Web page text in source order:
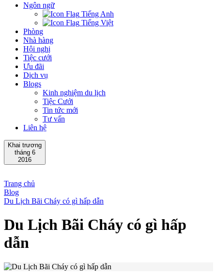
Ngôn ngữ
Tiếng Anh
Tiếng Việt
Phòng
Nhà hàng
Hội nghị
Tiệc cưới
Ưu đãi
Dịch vụ
Blogs
Kinh nghiệm du lịch
Tiệc Cưới
Tin tức mới
Tư vấn
Liên hệ
Khai trương
tháng 6
2016
Trang chủ
Blog
Du Lịch Bãi Cháy có gì hấp dẫn
Du Lịch Bãi Cháy có gì hấp
dẫn